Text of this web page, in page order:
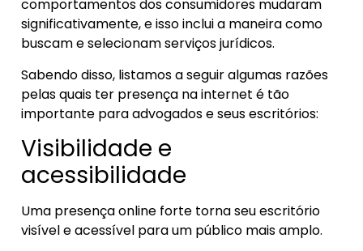
comportamentos dos consumidores mudaram
significativamente, e isso inclui a maneira como
buscam e selecionam serviços jurídicos.
Sabendo disso, listamos a seguir algumas razões
pelas quais ter presença na internet é tão
importante para advogados e seus escritórios:
Visibilidade e
acessibilidade
Uma presença online forte torna seu escritório
visível e acessível para um público mais amplo.